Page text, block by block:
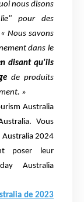
nous disons
pour des
« Nous savons
dans le
disant qu'ils
de produits
»
Australia
Vous
2024
poser leur
Australia
de 2023